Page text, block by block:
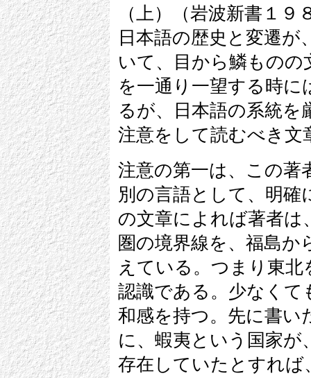
（上）（岩波新書１
日本語の歴史と変遷
いて、目から鱗ものの
を一通り一望する時に
るが、日本語の系統
注意をして読むべき文
注意の第一は、この著
別の言語として、明
の文章によれば著者は
圏の境界線を、福島か
えている。つまり東
認識である。少なくて
和感を持つ。先に書い
に、蝦夷という国家が
存在していたとすれば